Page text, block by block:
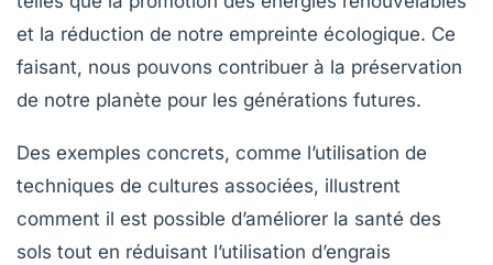
et la réduction de notre empreinte écologique. Ce
faisant, nous pouvons contribuer à la préservation
de notre planète pour les générations futures.
Des exemples concrets, comme l’utilisation de
techniques de cultures associées, illustrent
comment il est possible d’améliorer la santé des
sols tout en réduisant l’utilisation d’engrais